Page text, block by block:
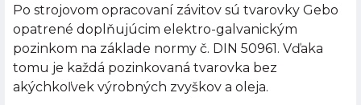
Po strojovom opracovaní závitov sú tvarovky Gebo
opatrené doplňujúcim elektro-galvanickým
pozinkom na základe normy č. DIN 50961. Vďaka
tomu je každá pozinkovaná tvarovka bez
akýchkoľvek výrobných zvyškov a oleja.